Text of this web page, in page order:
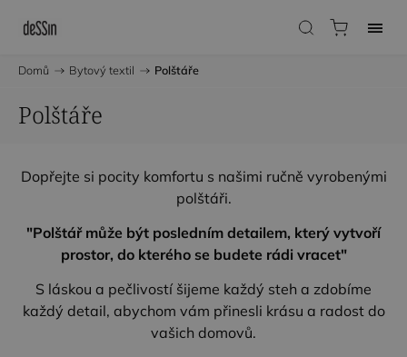
Domů / Bytový textil / Polštáře
Polštáře
Dopřejte si pocity komfortu s našimi ručně vyrobenými
polštáři.
"Polštář může být posledním detailem, který vytvoří
prostor, do kterého se budete rádi vracet"
S láskou a pečlivostí šijeme každý steh a zdobíme
každý detail, abychom vám přinesli krásu a radost do
vašich domovů.